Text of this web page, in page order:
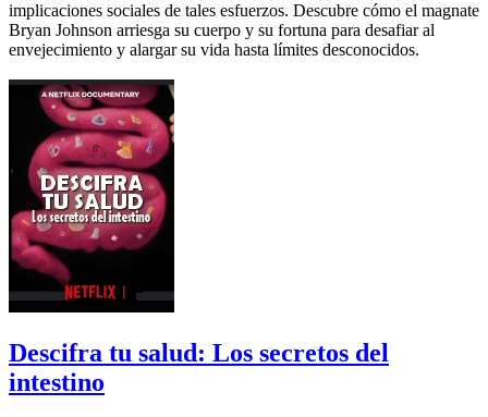
implicaciones sociales de tales esfuerzos. Descubre cómo el magnate
Bryan Johnson arriesga su cuerpo y su fortuna para desafiar al
envejecimiento y alargar su vida hasta límites desconocidos.
Descifra tu salud: Los secretos del
intestino